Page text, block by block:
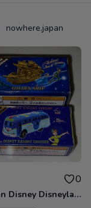
nowhere.japan
0
Peter Pan Disney Disneyland sea officiel Japon tomika véhicule vehicle collection 2023 golden ship resort cruiser